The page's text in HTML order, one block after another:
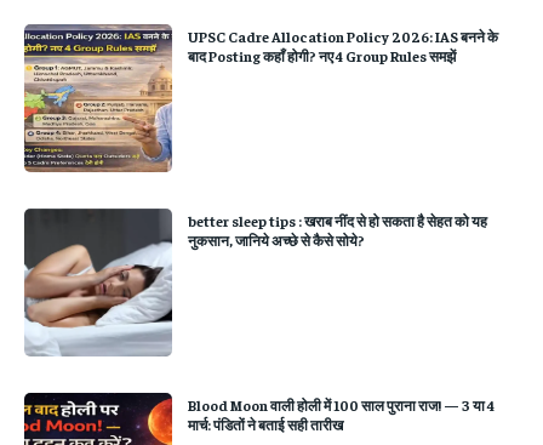
UPSC Cadre Allocation Policy 2026: IAS बनने के
बाद Posting कहाँ होगी? नए 4 Group Rules समझें
better sleep tips : खराब नींद से हो सकता है सेहत को यह
नुकसान, जानिये अच्छे से कैसे सोये?
Blood Moon वाली होली में 100 साल पुराना राज! — 3 या 4
मार्च: पंडितों ने बताई सही तारीख